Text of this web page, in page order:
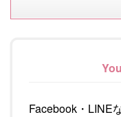
Facebook・LINE